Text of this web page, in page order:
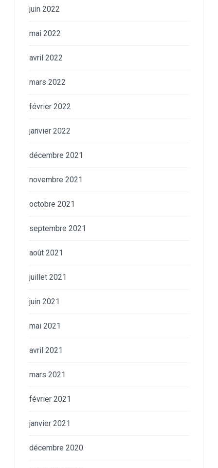
juin 2022
mai 2022
avril 2022
mars 2022
février 2022
janvier 2022
décembre 2021
novembre 2021
octobre 2021
septembre 2021
août 2021
juillet 2021
juin 2021
mai 2021
avril 2021
mars 2021
février 2021
janvier 2021
décembre 2020